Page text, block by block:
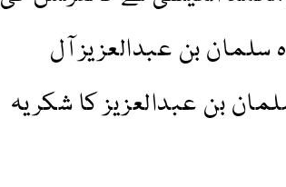
بن عبدالعزیز آل
بن عبدالعزیز کا شکریہ